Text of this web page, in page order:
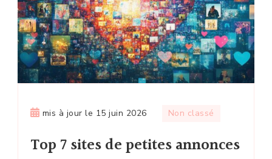
mis à jour le 15 juin 2026 Non classé
Top 7 sites de petites annonces